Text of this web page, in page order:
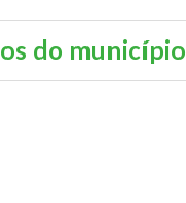
do município